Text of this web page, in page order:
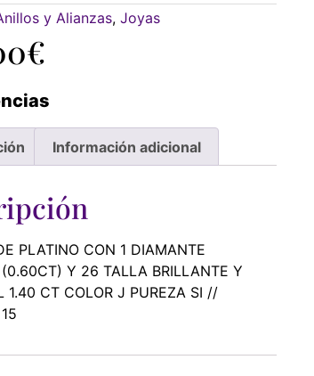
y Alianzas, Joyas
€
Información adicional
PLATINO CON 1 DIAMANTE
(0.60CT) Y 26 TALLA BRILLANTE Y
1.40 CT COLOR J PUREZA SI //